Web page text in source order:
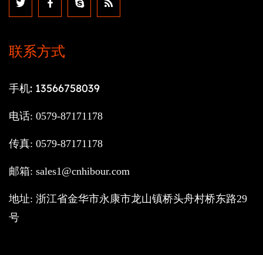
联系方式
手机: 13566758039
电话: 0579-87171178
传真: 0579-87171178
邮箱: sales1@cnhibour.com
地址: 浙江省金华市永康市龙山镇桥头舟村桥东路29
号